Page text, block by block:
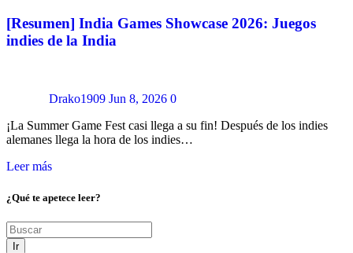
[Resumen] India Games Showcase 2026: Juegos
indies de la India
Drako1909 Jun 8, 2026 0
¡La Summer Game Fest casi llega a su fin! Después de los indies
alemanes llega la hora de los indies…
Leer más
¿Qué te apetece leer?
Ir